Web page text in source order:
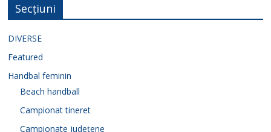
Secțiuni
DIVERSE
Featured
Handbal feminin
Beach handball
Campionat tineret
Campionate județene